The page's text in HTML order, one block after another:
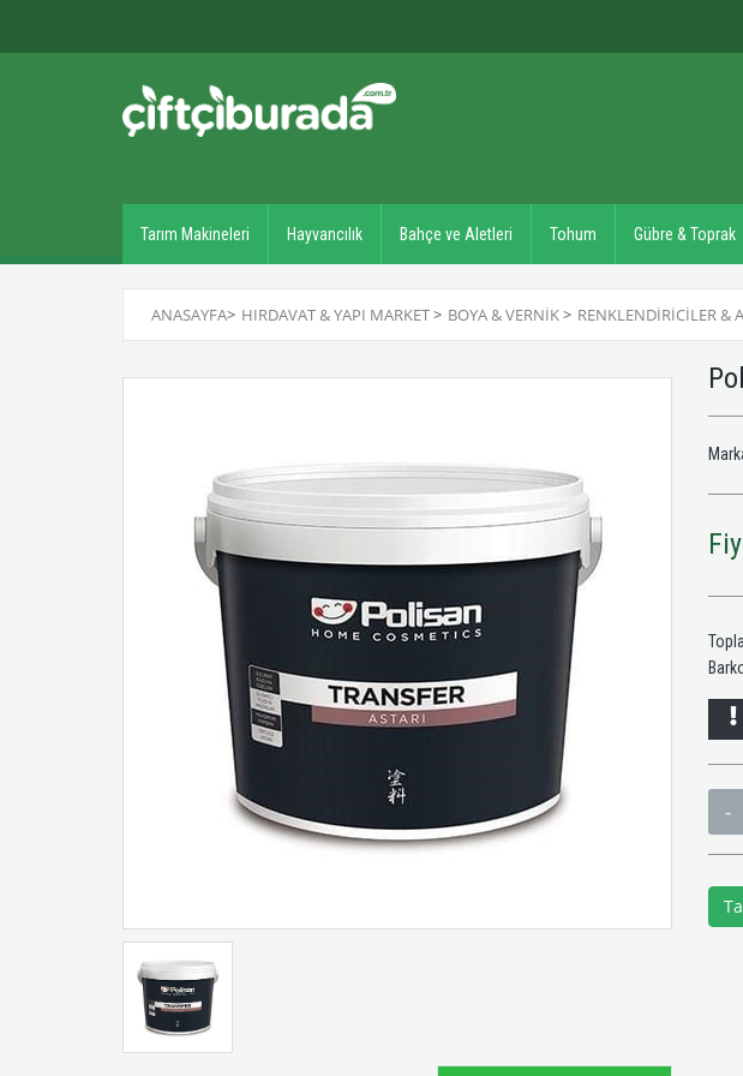
Tarım Makineleri Hayvancılık Bahçe ve Aletleri Tohum Gübre & Toprak
ANASAYFA> HIRDAVAT & YAPI MARKET> BOYA & VERNIK> RENKLENDIRICILER &